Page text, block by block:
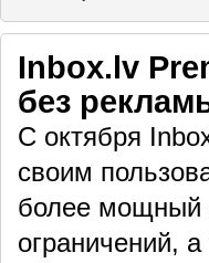
Inbox.lv
без
С октября
своим
более мощный
ограничений,